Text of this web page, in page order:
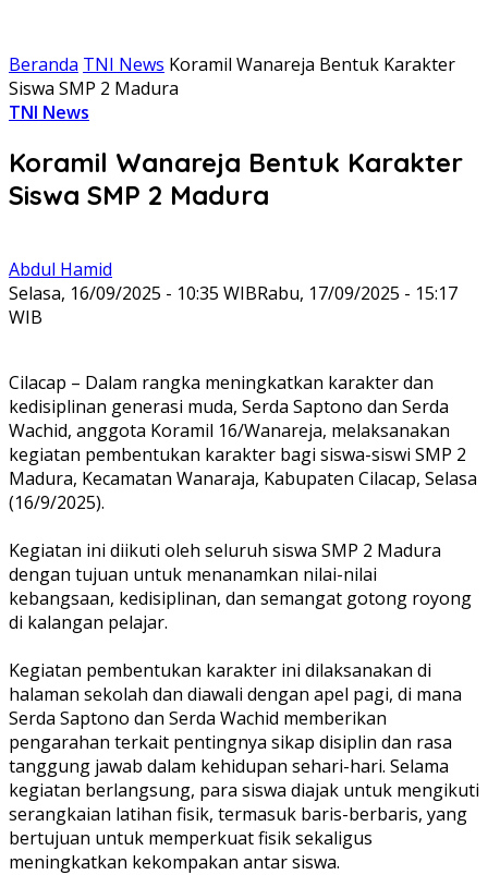
Beranda TNI News Koramil Wanareja Bentuk Karakter
Siswa SMP 2 Madura
TNI News
Koramil Wanareja Bentuk Karakter
Siswa SMP 2 Madura
Abdul Hamid
Selasa, 16/09/2025 - 10:35 WIBRabu, 17/09/2025 - 15:17
WIB
‎Cilacap – Dalam rangka meningkatkan karakter dan
kedisiplinan generasi muda, Serda Saptono dan Serda
Wachid, anggota Koramil 16/Wanareja, melaksanakan
kegiatan pembentukan karakter bagi siswa-siswi SMP 2
Madura, Kecamatan Wanaraja, Kabupaten Cilacap, Selasa
(16/9/2025).
‎Kegiatan ini diikuti oleh seluruh siswa SMP 2 Madura
dengan tujuan untuk menanamkan nilai-nilai
kebangsaan, kedisiplinan, dan semangat gotong royong
di kalangan pelajar.
‎Kegiatan pembentukan karakter ini dilaksanakan di
halaman sekolah dan diawali dengan apel pagi, di mana
Serda Saptono dan Serda Wachid memberikan
pengarahan terkait pentingnya sikap disiplin dan rasa
tanggung jawab dalam kehidupan sehari-hari. Selama
kegiatan berlangsung, para siswa diajak untuk mengikuti
serangkaian latihan fisik, termasuk baris-berbaris, yang
bertujuan untuk memperkuat fisik sekaligus
meningkatkan kekompakan antar siswa.